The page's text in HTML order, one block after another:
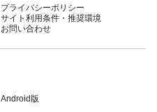
プライバシーポリシー
サイト利用条件・推奨環境
お問い合わせ
Android版